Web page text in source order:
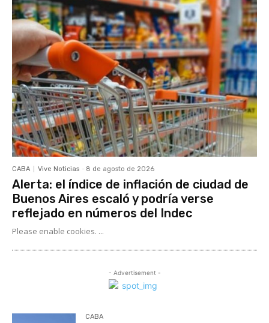
CABA Vive Noticias - 8 de agosto de 2026
Alerta: el índice de inflación de ciudad de
Buenos Aires escaló y podría verse
reflejado en números del Indec
Please enable cookies. ...
- Advertisement -
CABA